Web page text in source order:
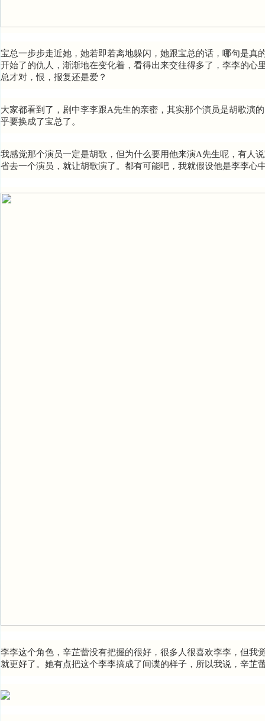
宝总一步步走近她，她若即若离地躲闪，她跟宝总的话，哪句是真
开始了的仇人，渐渐地在变化着，看得出来交往得多了，李李的心
总才对，恨，报复还是爱？
大家都看到了，剧中李李跟A先生的亲密，其实那个演员是胡歌演
乎要换成了宝总了。
我感觉那个演员一定是胡歌，但为什么要用他来演A先生呢，有人
省去一个演员，就让胡歌演了。都有可能吧，我就假设他是李李心
李李这个角色，辛芷蕾没有把握的很好，很多人很喜欢李李，但我
就更好了。她有点把这个李李搞成了间谍的样子，所以我说，辛芷